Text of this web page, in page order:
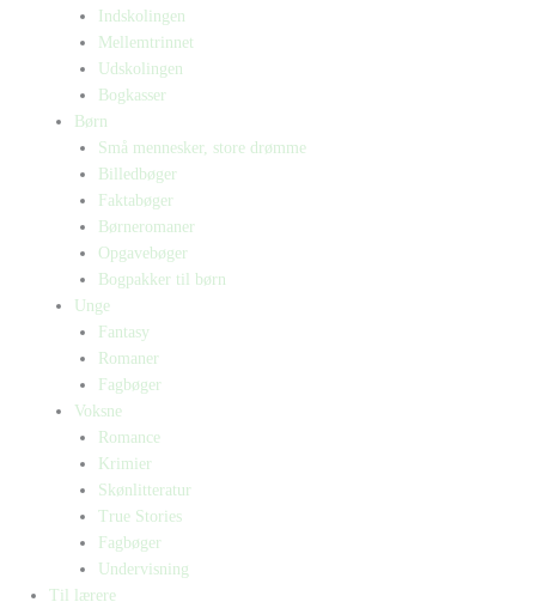
Indskolingen
Mellemtrinnet
Udskolingen
Bogkasser
Børn
Små mennesker, store drømme
Billedbøger
Faktabøger
Børneromaner
Opgavebøger
Bogpakker til børn
Unge
Fantasy
Romaner
Fagbøger
Voksne
Romance
Krimier
Skønlitteratur
True Stories
Fagbøger
Undervisning
Til lærere